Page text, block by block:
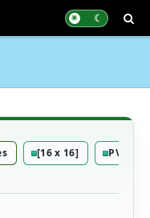
[16 x 16] PVP